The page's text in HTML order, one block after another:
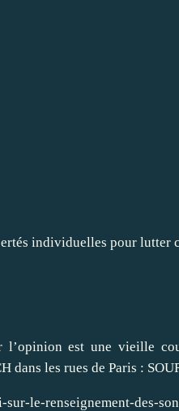
individuelles pour lutter
est une vieille
les rues de Paris :
le-renseignement-des-